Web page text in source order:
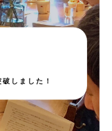
しました！